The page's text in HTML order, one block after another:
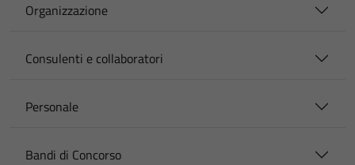
Organizzazione
Consulenti e collaboratori
Personale
Bandi di Concorso